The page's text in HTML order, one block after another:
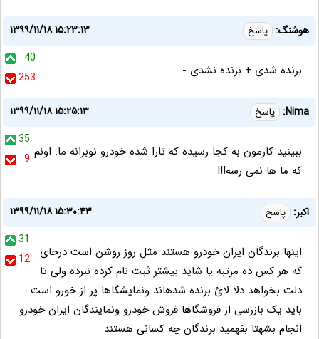
هوشنگ: پاسخ
۱۳۹۹/۱۱/۱۸ ۱۵:۲۳:۱۳
40
253
برنده شدی + برنده نشدی -
Nima: پاسخ
۱۳۹۹/۱۱/۱۸ ۱۵:۲۵:۱۳
35
9 ببینید کارمون به کجا رسیده که تارا شده خودرو نوبرانه ما. اونم
که ما ها نمی رسه!!!
اکبر: پاسخ
۱۳۹۹/۱۱/۱۸ ۱۵:۳۰:۴۳
31
12
اینها برندگان ایران خودرو هستند مثل روز روشن است درحای
که هر کس ده مرتبه یا شاید بیشتر ثبت نام کرده نبرده ولی تا
دلت بخواهد دلا لائ برنده شدهاند ونمایشگاها پر از خورو است
باید یک بازرسی از فروشگاها فروش خودرو ونمایندگان ایران خودرو
انجام بشهتا بفهمید برندگان چه کسانی هستند